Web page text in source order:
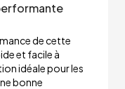
de cette
et facile à
idéale pour les
bonne